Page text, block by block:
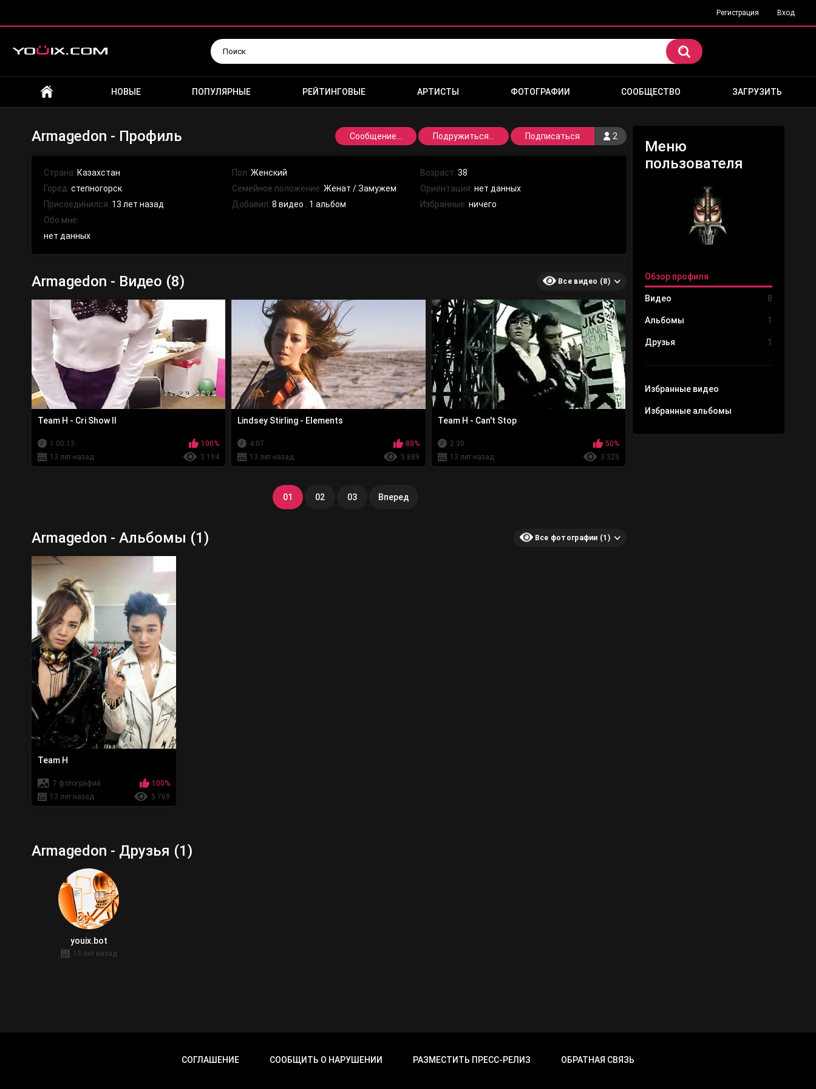
Регистрация Вход
НОВЫЕ ПОПУЛЯРНЫЕ РЕЙТИНГОВЫЕ АРТИСТЫ ФОТОГРАФИИ СООБЩЕСТВО ЗАГРУЗИТЬ
Меню
пользователя
Обзор профиля
Видео 8
Альбомы 1
Друзья 1
Избранные видео
Избранные альбомы
Armagedon - Профиль 2
Подписаться
Сообщение... Подружиться...
Страна: Казахстан
Город: степногорск
Присоединился: 13 лет назад
Пол:Женский
Семейное положение:Женат / Замужем
Добавил:8 видео , 1 альбом
Возраст:38
Ориентация:нет данных
Избранные:ничего
Обо мне:
нет данных
Armagedon - Видео (8) Все видео (8)
Team H - Cri Show II
1:00:13
100%
13 лет назад
3 194
Lindsey Stirling - Elements
4:07
88%
13 лет назад
5 889
Team H - Can't Stop
2:30
50%
13 лет назад
3 325
01 02 03 Вперед
Armagedon - Альбомы (1) Все фотографии (1)
Team H
7 фотографий
100%
13 лет назад
5 769
Armagedon - Друзья (1)
youix.bot
13 лет назад
СОГЛАШЕНИЕ СООБЩИТЬ О НАРУШЕНИИ РАЗМЕСТИТЬ ПРЕСС-РЕЛИЗ ОБРАТНАЯ СВЯЗЬ